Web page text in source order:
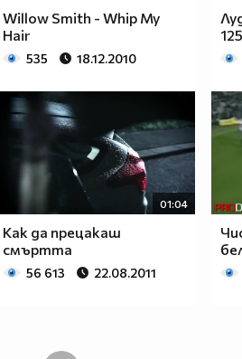
Willow Smith - Whip My
Hair
535 18.12.2010
01:04
Как да прецакаш
смъртта
56 613 22.08.2011